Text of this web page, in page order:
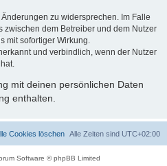
zu widersprechen. Im Falle
zwischen dem Betreiber und dem Nutzer
mit sofortiger Wirkung.
und verbindlich, wenn der Nutzer
mit deinen persönlichen Daten
enthalten.
Alle Zeiten sind UTC+02:00
Cookies löschen
Software © phpBB Limited